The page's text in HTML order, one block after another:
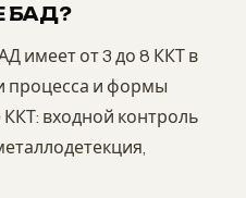
БАД?
имеет от 3 до 8 ККТ в
процесса и формы
входной контроль